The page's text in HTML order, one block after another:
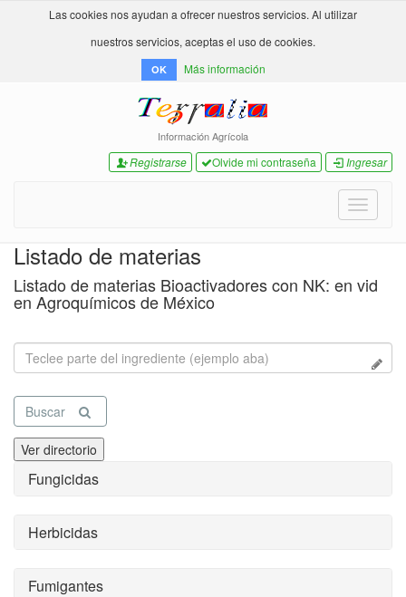
Las cookies nos ayudan a ofrecer nuestros servicios. Al utilizar
nuestros servicios, aceptas el uso de cookies.
OK Más información
Información Agrícola
Registrarse Olvide mi contraseña Ingresar
Toggle
Listado de materias
Listado de materias Bioactivadores con NK: en vid
en Agroquímicos de México
Buscar
Ver directorio
Fungicidas
Herbicidas
Fumigantes